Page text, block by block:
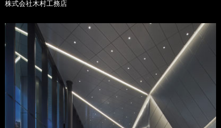
株式会社木村工務店